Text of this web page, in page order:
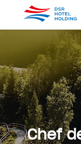
Chef